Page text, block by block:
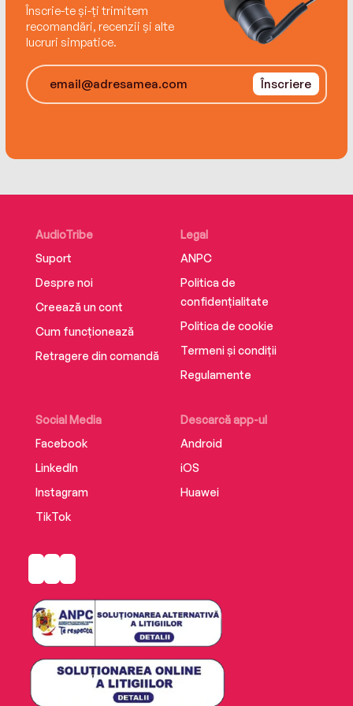
Înscrie-te și-ți trimitem
recomandări, recenzii și alte
lucruri simpatice.
Înscriere
AudioTribe
Suport
Despre noi
Creează un cont
Cum funcționează
Retragere din comandă
Social Media
Facebook
LinkedIn
Instagram
TikTok
Descarcă app-ul
Android
iOS
Huawei
Legal
ANPC
Politica de
confidențialitate
Politica de cookie
Termeni și condiții
Regulamente